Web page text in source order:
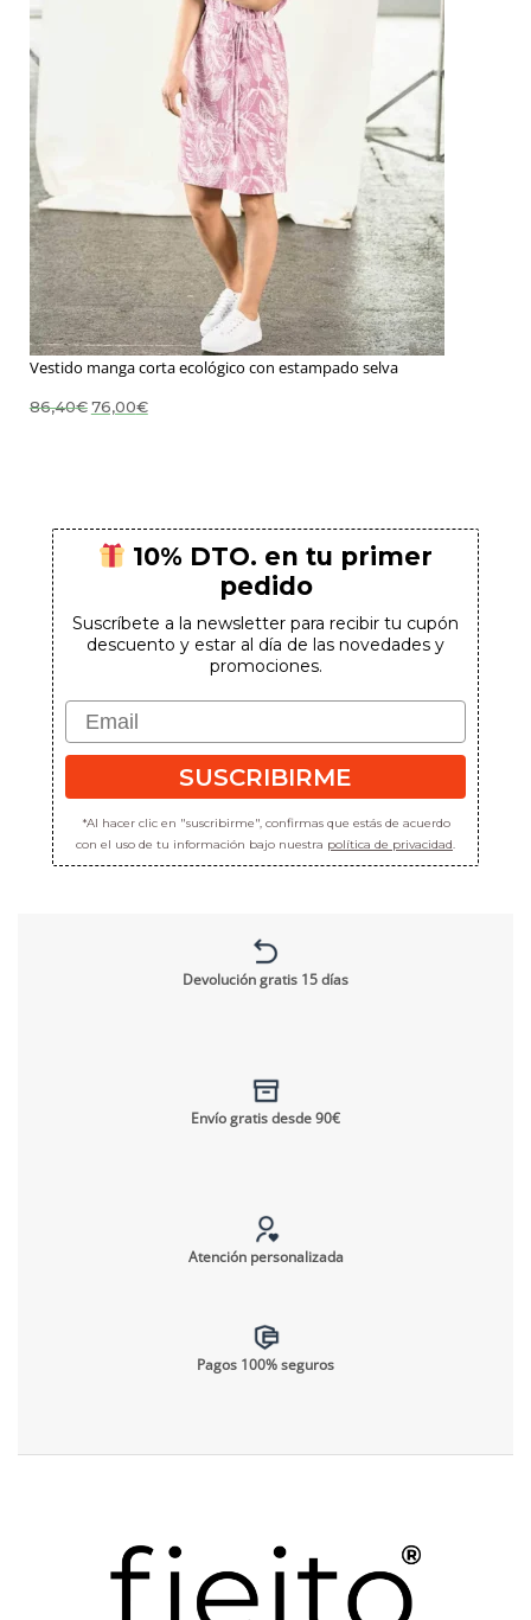
Vestido manga corta ecológico con estampado selva
86,40€ El
precio
76,00€El
precio
10% DTO. en tu primer
pedido
Suscríbete a la newsletter para recibir tu cupón
descuento y estar al día de las novedades y
promociones.
Email
SUSCRIBIRME
*Al hacer clic en "suscribirme", confirmas que estás de acuerdo
con el uso de tu información bajo nuestra política de privacidad.
Devolución gratis 15 días
Envío gratis desde 90€
Atención personalizada
Pagos 100% seguros